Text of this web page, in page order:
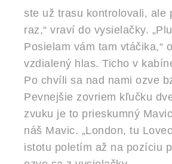
ste už trasu kontrolovali, ale
raz,“ vraví do vysielačky.
Posielam vám tam vtáčika,“
vzdialený hlas. Ticho v
Po chvíli sa nad nami ozve
Pevnejšie zovriem kľučku
zvuku je to prieskumný
náš Mavic. „London, tu
istotu poletím až na pozíciu